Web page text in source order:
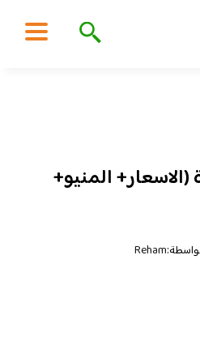
المنيو+
Reham